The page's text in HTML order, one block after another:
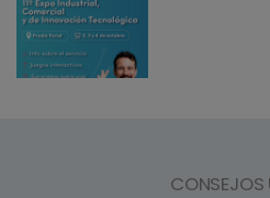
CONSEJOS